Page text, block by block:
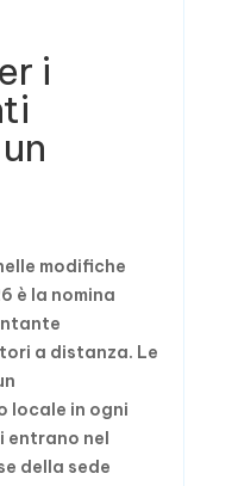
i
modifiche
è la nomina
a distanza. Le
locale in ogni
entrano nel
della sede